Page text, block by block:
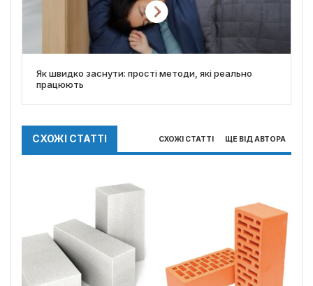
Як швидко заснути: прості методи, які реально
працюють
СХОЖІ СТАТТІ СХОЖІ СТАТТІ ЩЕ ВІД АВТОРА